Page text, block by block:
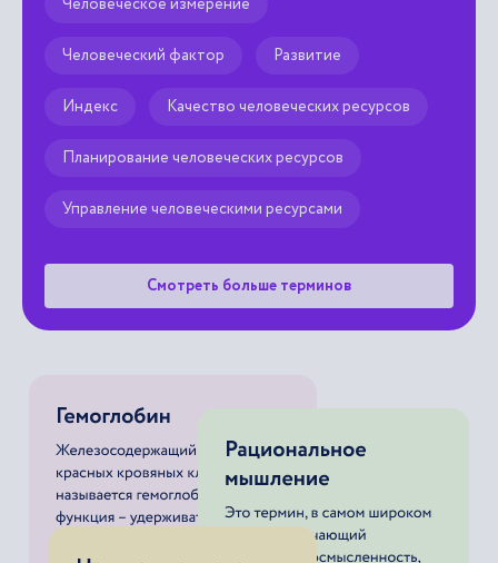
Человеческое измерение
Человеческий фактор Развитие
Индекс Качество человеческих ресурсов
Планирование человеческих ресурсов
Управление человеческими ресурсами
Смотреть больше терминов